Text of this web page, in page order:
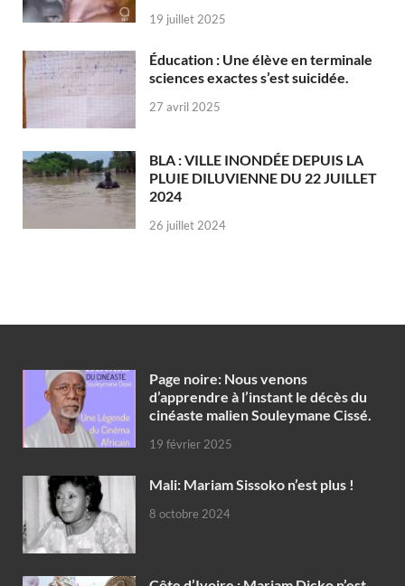
19 juillet 2025
Éducation : Une élève en terminale
sciences exactes s’est suicidée.
27 avril 2025
BLA : VILLE INONDÉE DEPUIS LA
PLUIE DILUVIENNE DU 22 JUILLET
2024
26 juillet 2024
Page noire: Nous venons
d’apprendre à l’instant le décès du
cinéaste malien Souleymane Cissé.
19 février 2025
Mali: Mariam Sissoko n’est plus !
8 octobre 2024